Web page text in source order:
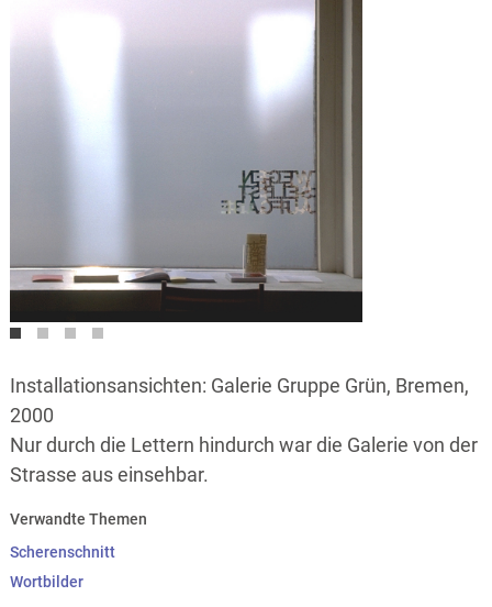
Installationsansichten: Galerie Gruppe Grün, Bremen,
2000
Nur durch die Lettern hindurch war die Galerie von der
Strasse aus einsehbar.
Verwandte Themen
Scherenschnitt
Wortbilder